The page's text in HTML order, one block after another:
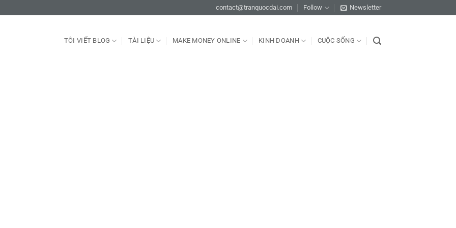
contact@tranquocdai.com Follow Newsletter
TÔI VIẾT BLOG TÀI LIỆU MAKE MONEY ONLINE KINH DOANH CUỘC SỐNG